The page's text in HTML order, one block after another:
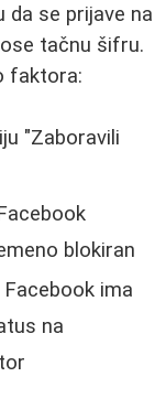
da se prijave na
tačnu šifru.
faktora:
"Zaboravili
blokiran
Facebook ima
na